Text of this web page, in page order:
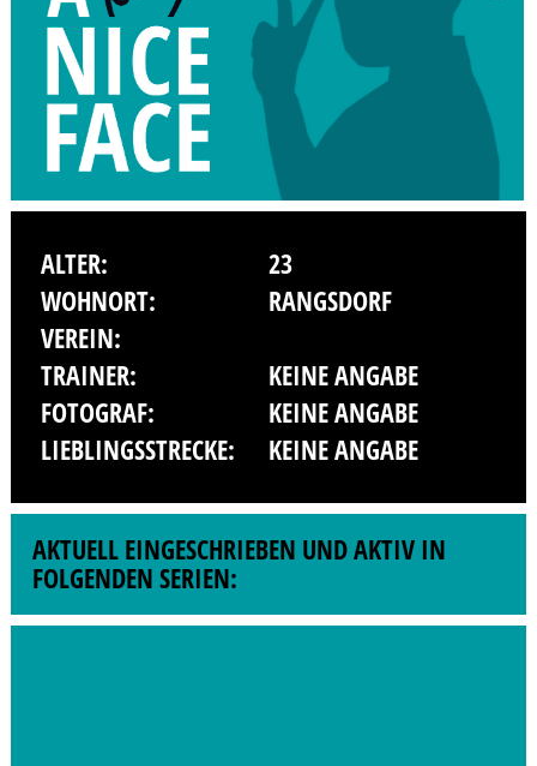
ALTER:
23
WOHNORT:
RANGSDORF
VEREIN:
TRAINER:
KEINE ANGABE
FOTOGRAF:
KEINE ANGABE
LIEBLINGSSTRECKE:
KEINE ANGABE
AKTUELL EINGESCHRIEBEN UND AKTIV IN
FOLGENDEN SERIEN: